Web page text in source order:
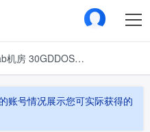
Netlab机房 30GDDOS防御 电信联通9929移动CMIN2 三网精品 测试IP38.246.245.1 CPU:E5 2698V4
账号情况展示您可实际获得的